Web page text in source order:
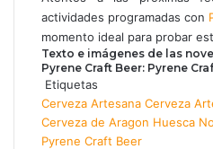
actividades programadas con
momento ideal para probar
Texto e imágenes de las
Pyrene Craft Beer: Pyrene
Etiquetas
Cerveza Artesana Cerveza
Cerveza de Aragon Huesca
Pyrene Craft Beer